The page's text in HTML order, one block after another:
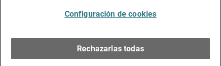
Configuración de cookies
Rechazarlas todas